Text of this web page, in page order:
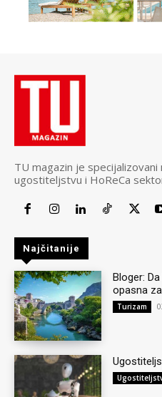
TU magazin je
ugostiteljstvu i HoReCa
Najčitanije
Bloger:
opasna
Turizam